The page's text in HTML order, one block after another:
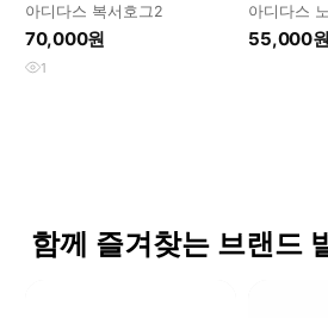
아디다스 복서호그2
70,000원
1
아디다스
55,000원
함께 즐겨찾는 브랜드